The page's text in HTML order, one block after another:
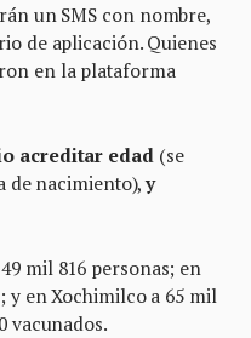
un SMS con nombre,
de aplicación. Quienes
en la plataforma
acreditar edad(se
de nacimiento),y
mil 816 personas; en
y en Xochimilco a 65 mil
vacunados.